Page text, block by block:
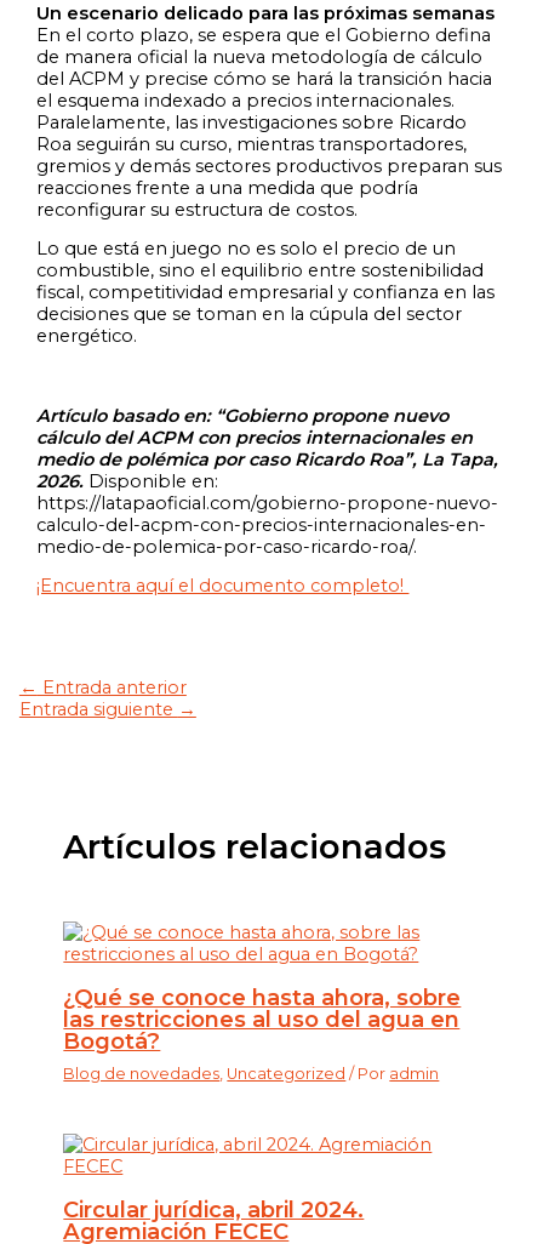
Un escenario delicado para las próximas semanas
En el corto plazo, se espera que el Gobierno defina
de manera oficial la nueva metodología de cálculo
del ACPM y precise cómo se hará la transición hacia
el esquema indexado a precios internacionales.
Paralelamente, las investigaciones sobre Ricardo
Roa seguirán su curso, mientras transportadores,
gremios y demás sectores productivos preparan sus
reacciones frente a una medida que podría
reconfigurar su estructura de costos.
Lo que está en juego no es solo el precio de un
combustible, sino el equilibrio entre sostenibilidad
fiscal, competitividad empresarial y confianza en las
decisiones que se toman en la cúpula del sector
energético.
Artículo basado en: “Gobierno propone nuevo
cálculo del ACPM con precios internacionales en
medio de polémica por caso Ricardo Roa”, La Tapa,
2026. Disponible en:
https://latapaoficial.com/gobierno-propone-nuevo-
calculo-del-acpm-con-precios-internacionales-en-
medio-de-polemica-por-caso-ricardo-roa/.
¡Encuentra aquí el documento completo!
← Entrada anterior
Entrada siguiente →
Artículos relacionados
¿Qué se conoce hasta ahora, sobre
las restricciones al uso del agua en
Bogotá?
Blog de novedades, Uncategorized / Por admin
Circular jurídica, abril 2024.
Agremiación FECEC